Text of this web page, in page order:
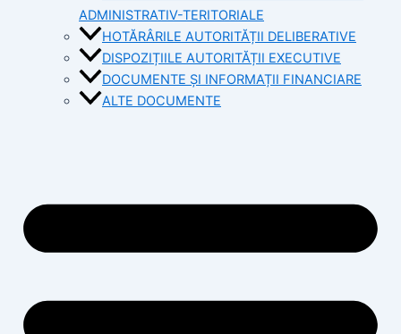
ADMINISTRATIV-TERITORIALE
HOTĂRÂRILE AUTORITĂȚII DELIBERATIVE
DISPOZIȚIILE AUTORITĂȚII EXECUTIVE
DOCUMENTE ȘI INFORMAȚII FINANCIARE
ALTE DOCUMENTE